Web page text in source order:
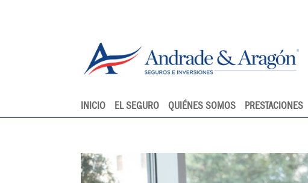
INICIO EL SEGURO QUIÉNES SOMOS PRESTACIONES